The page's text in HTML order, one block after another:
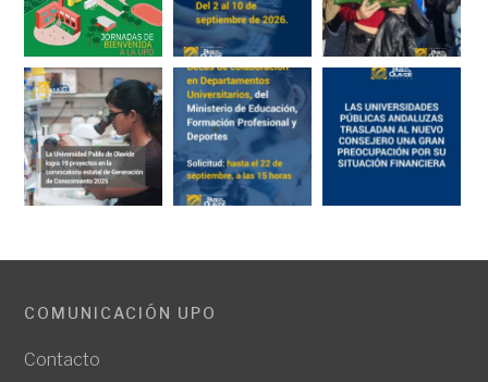
COMUNICACIÓN UPO
Contacto